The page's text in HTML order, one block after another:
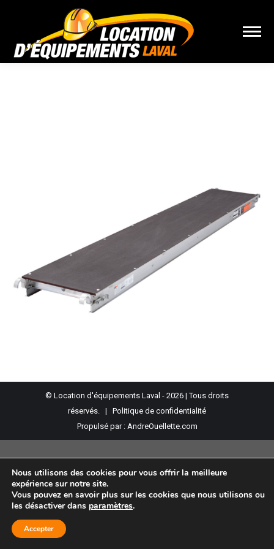
© Location d'équipements Laval - 2026 | Tous droits
réservés. | Politique de confidentialité
Propulsé par : AndreOuellette.com
Nous utilisons des cookies pour vous offrir la meilleure
expérience sur notre site.
Vous pouvez en savoir plus sur les cookies que nous utilisons ou
les désactiver dans paramètres.
Accepter